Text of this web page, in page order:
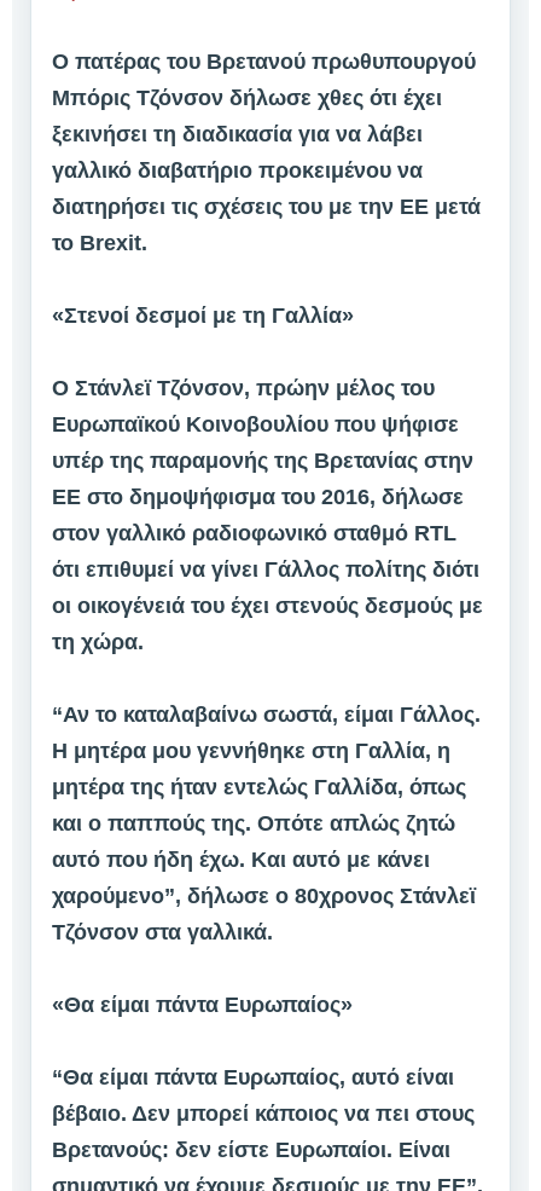
Ο πατέρας του Βρετανού πρωθυπουργού
Μπόρις Τζόνσον δήλωσε χθες ότι έχει
ξεκινήσει τη διαδικασία για να λάβει
γαλλικό διαβατήριο προκειμένου να
διατηρήσει τις σχέσεις του με την ΕΕ μετά
το Brexit.
«Στενοί δεσμοί με τη Γαλλία»
Ο Στάνλεϊ Τζόνσον, πρώην μέλος του
Ευρωπαϊκού Κοινοβουλίου που ψήφισε
υπέρ της παραμονής της Βρετανίας στην
ΕΕ στο δημοψήφισμα του 2016, δήλωσε
στον γαλλικό ραδιοφωνικό σταθμό RTL
ότι επιθυμεί να γίνει Γάλλος πολίτης διότι
οι οικογένειά του έχει στενούς δεσμούς με
τη χώρα.
“Αν το καταλαβαίνω σωστά, είμαι Γάλλος.
Η μητέρα μου γεννήθηκε στη Γαλλία, η
μητέρα της ήταν εντελώς Γαλλίδα, όπως
και ο παππούς της. Οπότε απλώς ζητώ
αυτό που ήδη έχω. Και αυτό με κάνει
χαρούμενο”, δήλωσε ο 80χρονος Στάνλεϊ
Τζόνσον στα γαλλικά.
«Θα είμαι πάντα Ευρωπαίος»
“Θα είμαι πάντα Ευρωπαίος, αυτό είναι
βέβαιο. Δεν μπορεί κάποιος να πει στους
Βρετανούς: δεν είστε Ευρωπαίοι. Είναι